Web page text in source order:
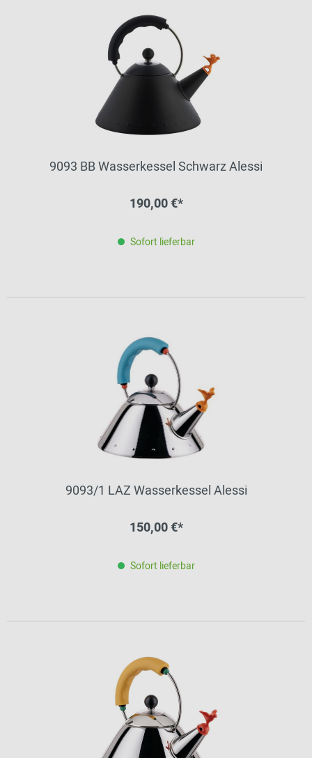
9093 BB Wasserkessel Schwarz Alessi
190,00 €*
Sofort lieferbar
9093/1 LAZ Wasserkessel Alessi
150,00 €*
Sofort lieferbar